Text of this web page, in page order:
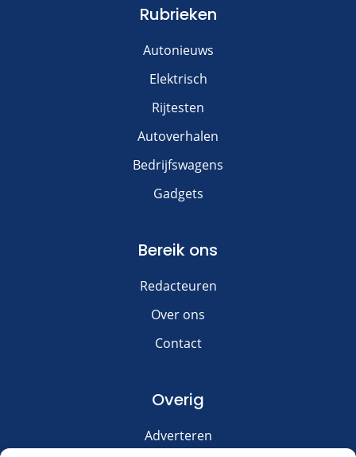
Rubrieken
Autonieuws
Elektrisch
Rijtesten
Autoverhalen
Bedrijfswagens
Gadgets
Bereik ons
Redacteuren
Over ons
Contact
Overig
Adverteren